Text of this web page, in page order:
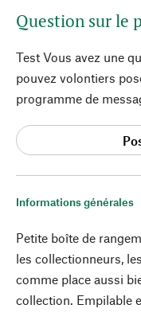
Informations générales
Petite boîte de
les collectionneurs,
comme place aussi
collection. Empilable
Question sur le
Test Vous avez une
pouvez volontiers
programme de